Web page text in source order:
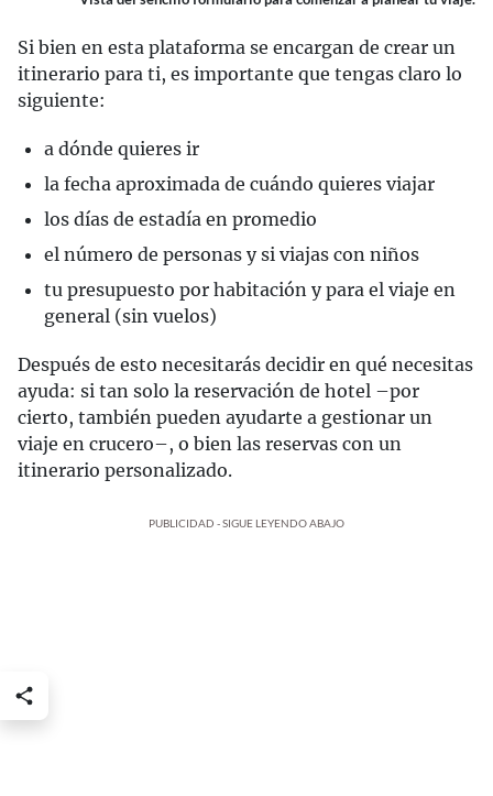
Si bien en esta plataforma se encargan de crear un
itinerario para ti, es importante que tengas claro lo
siguiente:
a dónde quieres ir
la fecha aproximada de cuándo quieres viajar
los días de estadía en promedio
el número de personas y si viajas con niños
tu presupuesto por habitación y para el viaje en
general (sin vuelos)
Después de esto necesitarás decidir en qué necesitas
ayuda: si tan solo la reservación de hotel –por
cierto, también pueden ayudarte a gestionar un
viaje en crucero–, o bien las reservas con un
itinerario personalizado.
PUBLICIDAD - SIGUE LEYENDO ABAJO